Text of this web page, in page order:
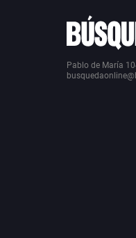
Pablo de María